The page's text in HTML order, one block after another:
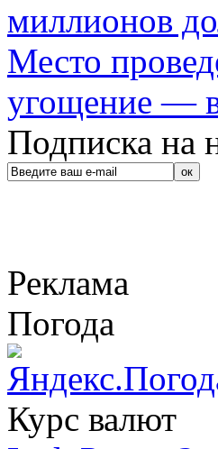
миллионов
Место
угощение —
Подписка на
Реклама
Погода
Курс валют